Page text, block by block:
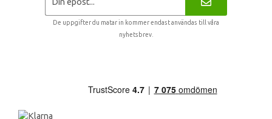
De uppgifter du matar in kommer endast användas till våra
nyhetsbrev.